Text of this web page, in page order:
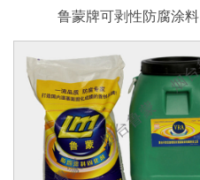
鲁蒙牌可剥性防腐涂料